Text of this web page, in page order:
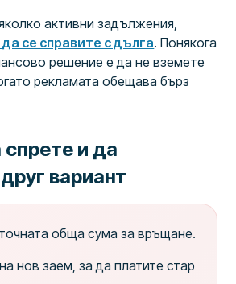
активни задължения,
да се справите с дълга. Понякога
решение е да не вземете
рекламата обещава бърз
и да
вариант
обща сума за връщане.
нов заем, за да платите стар